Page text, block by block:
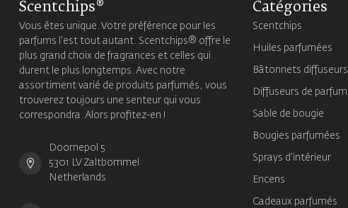
Scentchips®
Vous êtes unique. Votre préférence pour les
parfums l'est tout autant. Scentchips® offre le
plus grand choix de fragrances et celles qui
durent le plus longtemps. Avec notre
assortiment varié de produits parfumés, vous
trouverez toujours une senteur qui vous
correspondra. Alors profitez-en !
Doornepol 5
5301 LV Zaltbommel
Netherlands
Catégories
Scentchips
Huiles parfumées
Bâtonnets diffuseurs
Diffuseurs de parfum
Sable de bougie
Bougies parfumées
Sprays d'intérieur
Encens
Cadeaux parfumés